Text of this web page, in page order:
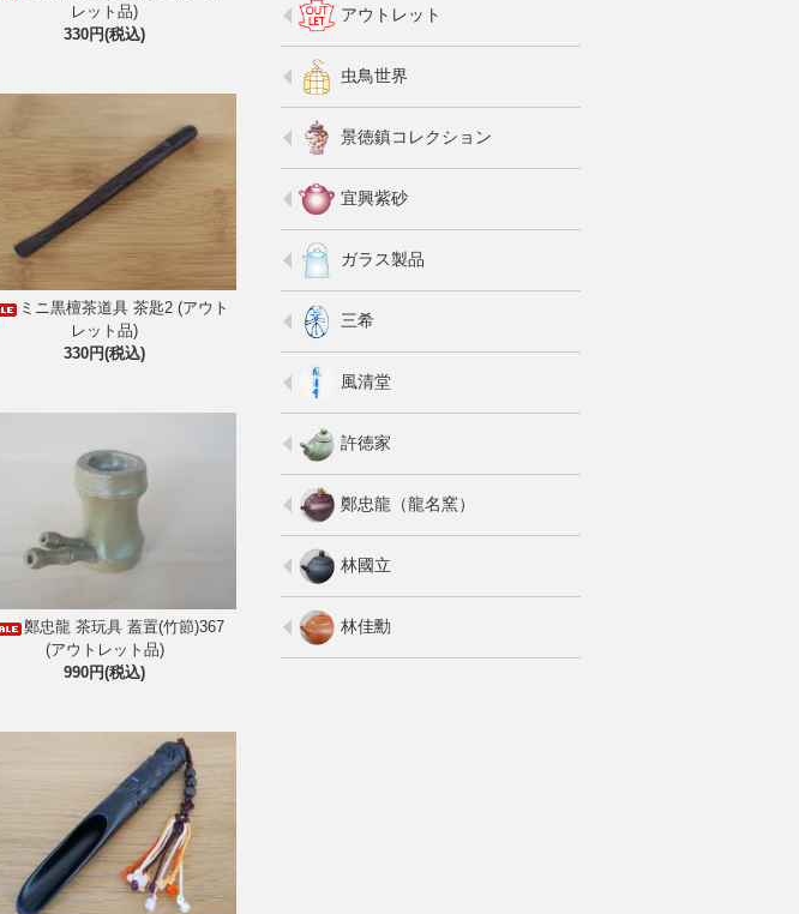
レット品)
330円(税込)
ミニ黒檀茶道具 茶匙2 (アウト
レット品)
330円(税込)
鄭忠龍 茶玩具 蓋置(竹節)367
(アウトレット品)
990円(税込)
アウトレット
虫鳥世界
景徳鎮コレクション
宜興紫砂
ガラス製品
三希
風清堂
許徳家
鄭忠龍（龍名窯）
林國立
林佳勳